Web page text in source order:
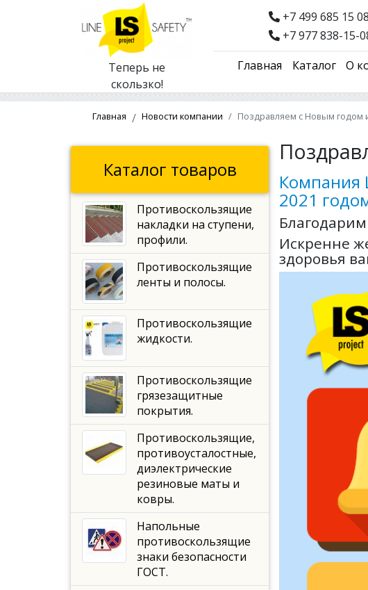
Теперь не
скользко!
+7 499 685 15 08
+7 977 838-15-
Главная Каталог О
Главная Новости компании Поздравляем с Новым годом
Компания
2021
Искренне
здоровья
Каталог товаров
Противоскользящие
накладки на ступени,
профили.
Противоскользящие
ленты и полосы.
Противоскользящие
жидкости.
Противоскользящие
грязезащитные
покрытия.
Противоскользящие,
противоусталостные,
диэлектрические
резиновые маты и
ковры.
Напольные
противоскользящие
знаки безопасности
ГОСТ.